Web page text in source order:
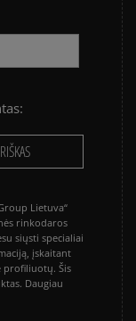
Lietuva“
rinkodaros
siųsti specialiai
įskaitant
profiliuotų. Šis
Daugiau